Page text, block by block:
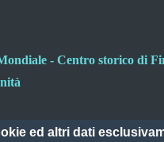
- Centro storico di
ed altri dati